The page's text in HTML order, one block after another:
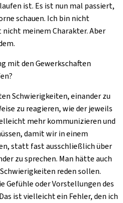
ist. Es ist nun mal passiert,
schauen. Ich bin nicht
meinem Charakter. Aber
mit den Gewerkschaften
Schwierigkeiten, einander zu
zu reagieren, wie der jeweils
mehr kommunizieren und
damit wir in einem
statt fast ausschließlich über
zu sprechen. Man hätte auch
reden sollen.
Gefühle oder Vorstellungen des
ist vielleicht ein Fehler, den ich